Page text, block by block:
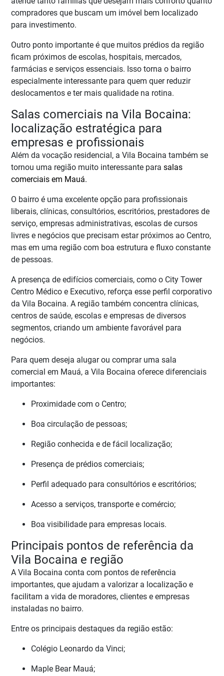
compradores que buscam um imóvel bem localizado
para investimento.
Outro ponto importante é que muitos prédios da região
ficam próximos de escolas, hospitais, mercados,
farmácias e serviços essenciais. Isso torna o bairro
especialmente interessante para quem quer reduzir
deslocamentos e ter mais qualidade na rotina.
Salas comerciais na Vila Bocaina:
localização estratégica para
empresas e profissionais
Além da vocação residencial, a Vila Bocaina também se
tornou uma região muito interessante parasalas
comerciais em Mauá.
O bairro é uma excelente opção para profissionais
liberais, clínicas, consultórios, escritórios, prestadores de
serviço, empresas administrativas, escolas de cursos
livres e negócios que precisam estar próximos ao Centro,
mas em uma região com boa estrutura e fluxo constante
de pessoas.
A presença de edifícios comerciais, como o City Tower
Centro Médico e Executivo, reforça esse perfil corporativo
da Vila Bocaina. A região também concentra clínicas,
centros de saúde, escolas e empresas de diversos
segmentos, criando um ambiente favorável para
negócios.
Para quem deseja alugar ou comprar uma sala
comercial em Mauá, a Vila Bocaina oferece diferenciais
importantes:
Proximidade com o Centro;
Boa circulação de pessoas;
Região conhecida e de fácil localização;
Presença de prédios comerciais;
Perfil adequado para consultórios e escritórios;
Acesso a serviços, transporte e comércio;
Boa visibilidade para empresas locais.
Principais pontos de referência da
Vila Bocaina e região
A Vila Bocaina conta com pontos de referência
importantes, que ajudam a valorizar a localização e
facilitam a vida de moradores, clientes e empresas
instaladas no bairro.
Entre os principais destaques da região estão:
Colégio Leonardo da Vinci;
Maple Bear Mauá;